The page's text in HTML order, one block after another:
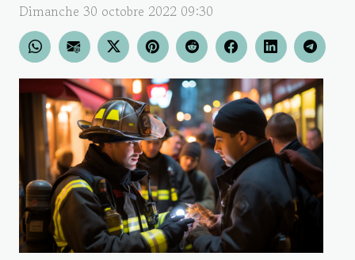
Dimanche 30 octobre 2022 09:30